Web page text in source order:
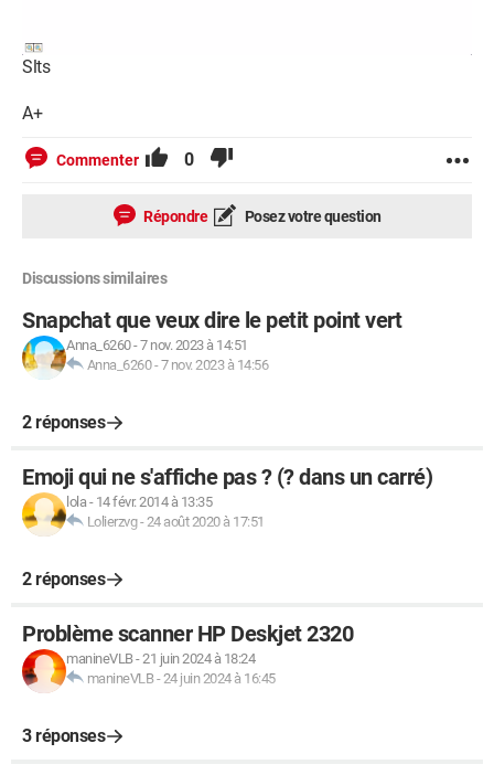
Slts
A+
Commenter 0
Répondre Posez votre question
Discussions similaires
Snapchat que veux dire le petit point vert
Anna_6260-7 nov. 2023 à 14:51
Anna_6260-7 nov. 2023 à 14:56
2 réponses
Emoji qui ne s'affiche pas ? (? dans un carré)
lola - 14 févr. 2014 à 13:35
Lolierzvg-24 août 2020 à 17:51
2 réponses
Problème scanner HP Deskjet 2320
manineVLB-21 juin 2024 à 18:24
manineVLB-24 juin 2024 à 16:45
3 réponses